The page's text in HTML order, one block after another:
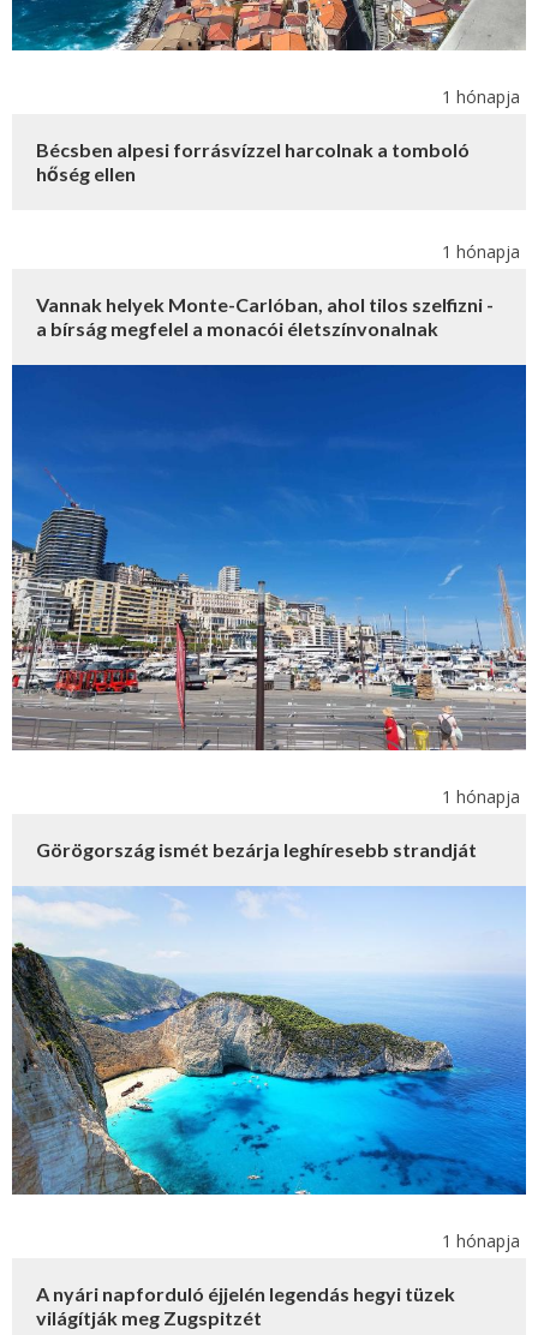
1 hónapja
Bécsben alpesi forrásvízzel harcolnak a tomboló
hőség ellen
1 hónapja
Vannak helyek Monte-Carlóban, ahol tilos szelfizni -
a bírság megfelel a monacói életszínvonalnak
1 hónapja
Görögország ismét bezárja leghíresebb strandját
1 hónapja
A nyári napforduló éjjelén legendás hegyi tüzek
világítják meg Zugspitzét